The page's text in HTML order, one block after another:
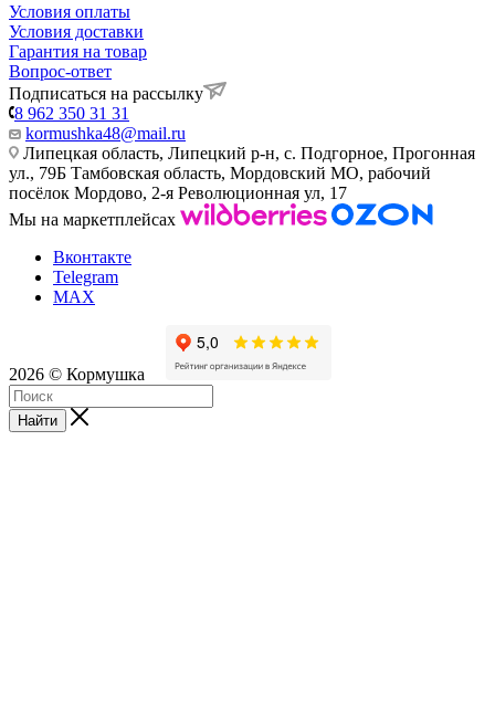
Условия оплаты
Условия доставки
Гарантия на товар
Вопрос-ответ
Подписаться на рассылку
8 962 350 31 31
kormushka48@mail.ru
Липецкая область, Липецкий р-н, с. Подгорное, Прогонная
ул., 79Б Тамбовская область, Мордовский МО, рабочий
посёлок Мордово, 2-я Революционная ул, 17
Мы на маркетплейсах
Вконтакте
Telegram
MAX
2026 © Кормушка
Найти